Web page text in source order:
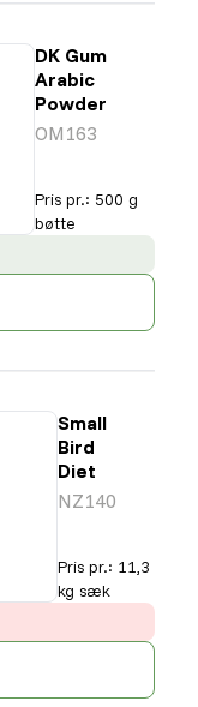
DK Gum
Arabic
Powder
OM163
Pris pr.: 500 g
bøtte
Small
Bird
Diet
NZ140
Pris pr.: 11,3
kg sæk